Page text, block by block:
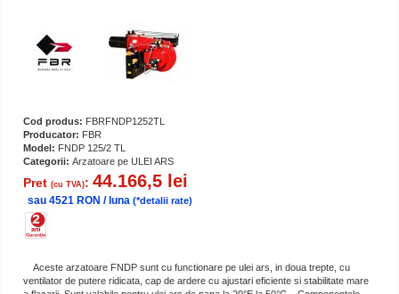
Cod produs: FBRFNDP1252TL
Producator: FBR
Model: FNDP 125/2 TL
Categorii: Arzatoare pe ULEI ARS
Pret (cu TVA): 44.166,5 lei
sau 4521 RON / luna (*detalii rate)
Aceste arzatoare FNDP sunt cu functionare pe ulei ars, in doua trepte, cu
ventilator de putere ridicata, cap de ardere cu ajustari eficiente si stabilitate mare